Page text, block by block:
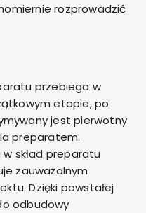
rozprowadzić
przebiega w
etapie, po
jest pierwotny
preparatem.
skład preparatu
zauważalnym
Dzięki powstałej
odbudowy